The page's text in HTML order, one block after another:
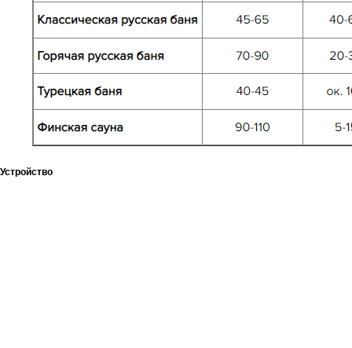
Устройство